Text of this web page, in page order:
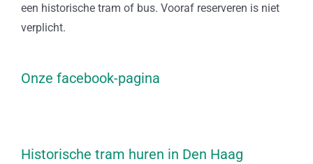
een historische tram of bus. Vooraf reserveren is niet
verplicht.
Onze facebook-pagina
Historische tram huren in Den Haag